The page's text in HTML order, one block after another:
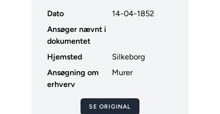
Dato
14-04-1852
Ansøger nævnt i
dokumentet
Hjemsted
Silkeborg
Ansøgning om
erhverv
Murer
SE ORIGINAL